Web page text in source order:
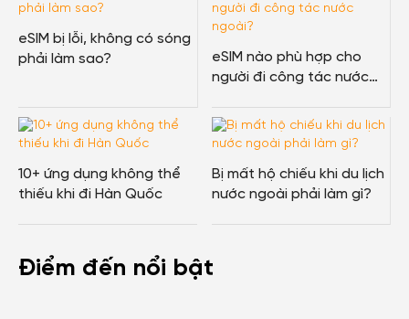
eSIM bị lỗi, không có sóng
phải làm sao?
eSIM nào phù hợp cho
người đi công tác nước
10+ ứng dụng không thể
thiếu khi đi Hàn Quốc
Bị mất hộ chiếu khi du lịch
nước ngoài phải làm gì?
Điểm đến nổi bật